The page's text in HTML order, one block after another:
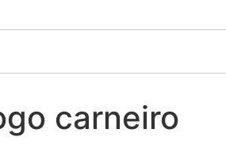
carneiro